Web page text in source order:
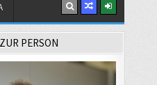
ZUR PERSON